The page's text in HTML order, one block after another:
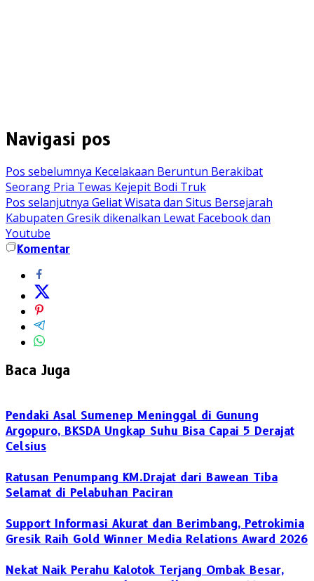
Navigasi pos
Pos sebelumnya Kecelakaan Beruntun Berakibat
Seorang Pria Tewas Kejepit Bodi Truk
Pos selanjutnya Geliat Wisata dan Situs Bersejarah
Kabupaten Gresik dikenalkan Lewat Facebook dan
Youtube
Komentar
Baca Juga
Pendaki Asal Sumenep Meninggal di Gunung
Argopuro, BKSDA Ungkap Suhu Bisa Capai 5 Derajat
Celsius
Ratusan Penumpang KM.Drajat dari Bawean Tiba
Selamat di Pelabuhan Paciran
Support Informasi Akurat dan Berimbang, Petrokimia
Gresik Raih Gold Winner Media Relations Award 2026
Nekat Naik Perahu Kalotok Terjang Ombak Besar,